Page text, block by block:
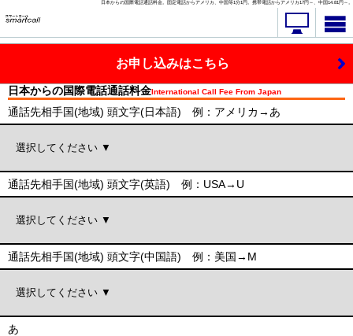
日本からの国際電話通話料金。固定電話からアメリカ、中国等1分1円。携帯電話からアメリカ17円～、中国14.81円～。
お申し込みはこちら
日本からの国際電話通話料金International Call Fee From Japan
通話先相手国(地域) 頭文字(日本語) 例：アメリカ→あ
通話先相手国(地域) 頭文字(英語) 例：USA→U
通話先相手国(地域) 頭文字(中国語) 例：美国→M
あ